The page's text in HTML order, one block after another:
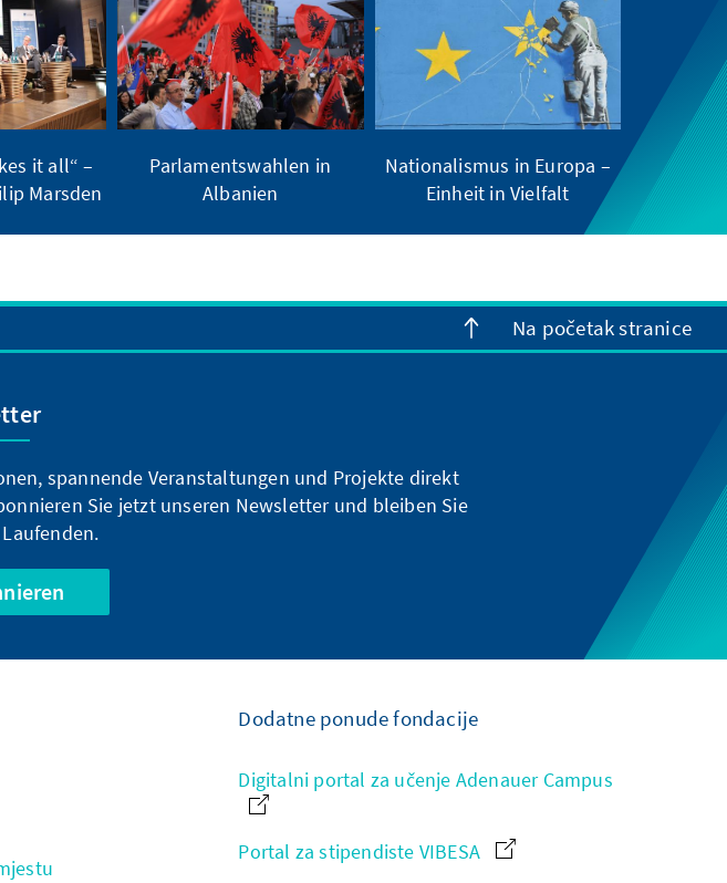
it all“ –
Marsden
Parlamentswahlen in
Albanien
Nationalismus in Europa –
Einheit in Vielfalt
Na početak stranice
spannende Veranstaltungen und Projekte direkt
Sie jetzt unseren Newsletter und bleiben Sie
Dodatne ponude fondacije
Digitalni portal za učenje Adenauer Campus
Portal za stipendiste VIBESA